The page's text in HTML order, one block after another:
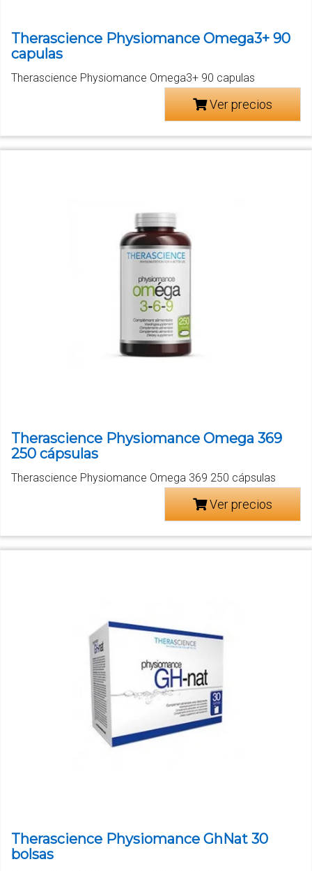
Therascience Physiomance Omega3+ 90
capulas
Therascience Physiomance Omega3+ 90 capulas
Ver precios
Therascience Physiomance Omega 369
250 cápsulas
Therascience Physiomance Omega 369 250 cápsulas
Ver precios
Therascience Physiomance GhNat 30
bolsas